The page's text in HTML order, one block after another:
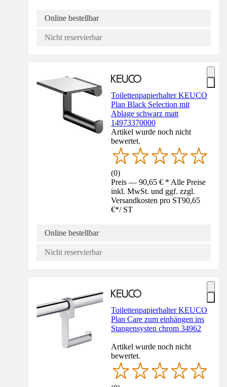
Online bestellbar
Nicht reservierbar
Toilettenpapierhalter KEUCO
Plan Black Selection mit
Ablage schwarz matt
14973370000
Artikel wurde noch nicht
bewertet.
(0)
Preis — 90,65 € * Alle Preise
inkl. MwSt. und ggf. zzgl.
Versandkosten pro ST90,65
€*/ ST
Online bestellbar
Nicht reservierbar
Toilettenpapierhalter KEUCO
Plan Care zum einhängen ins
Stangensysten chrom 34962
Artikel wurde noch nicht
bewertet.